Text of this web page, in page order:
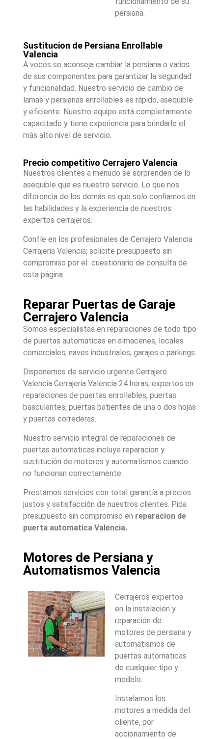
persiana.
Sustitucion de Persiana Enrollable
Valencia
A veces se aconseja cambiar la persiana o varios
de sus componentes para garantizar la seguridad
y funcionalidad. Nuestro servicio de cambio de
lamas y persianas enrollables es rápido, asequible
y eficiente. Nuestro equipo está completamente
capacitado y tiene experiencia para brindarle el
más alto nivel de servicio.
Precio competitivo Cerrajero Valencia
Nuestros clientes a menudo se sorprenden de lo
asequible que es nuestro servicio. Lo que nos
diferencia de los demás es que solo confiamos en
las habilidades y la experiencia de nuestros
expertos cerrajeros.
Confíe en los profesionales de Cerrajero Valencia
Cerrajeria Valencia; solicite presupuesto sin
compromiso por el cuestionario de consulta de
esta página.
Reparar Puertas de Garaje
Cerrajero Valencia
Somos especialistas en reparaciones de todo tipo
de puertas automaticas en almacenes, locales
comerciales, naves industriales, garajes o parkings.
Disponemos de servicio urgente Cerrajero
Valencia Cerrajeria Valencia 24 horas; expertos en
reparaciones de puertas enrollables, puertas
basculantes, puertas batientes de una o dos hojas
y puertas correderas.
Nuestro servicio integral de reparaciones de
puertas automaticas incluye reparacion y
sustitución de motores y automatismos cuando
no funcionan correctamente.
Prestamos servicios con total garantía a precios
justos y satisfacción de nuestros clientes. Pida
presupuesto sin compromiso en reparacion de
puerta automatica Valencia.
Motores de Persiana y
Automatismos Valencia
Cerrajeros expertos
en la instalación y
reparación de
motores de persiana y
automatismos de
puertas automaticas
de cualquier tipo y
modelo.
Instalamos los
motores a medida del
cliente, por
accionamiento de